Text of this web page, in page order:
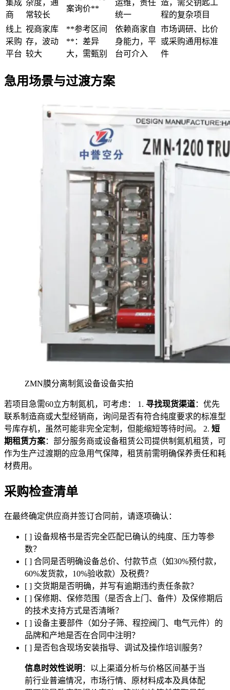
集成
商
杂度，通
常较长
案询价**
运维，责任
统一
造，需交钥匙工
程的复杂项目
线上
采购
平台
视商家库
存，波动
较大
**参考区间
**：差异
大，需甄别
依赖商家自
身能力，平
台可介入
市场调研、比价
或采购通用标准
件
急用场景与过渡方案
ZMN膜分离制氮设备设备实拍
若项目急需60立方制氮机，可考虑： 1. 寻找现货渠道：优先
联系制造商或大型经销商，询问是否有符合纯度要求的标准型
号库存机，虽然可能非完全定制，但能缩短等待时间。 2. 短
期租赁方案：部分服务商或设备租赁公司提供制氮机租赁，可
作为生产过渡期的应急用气保障，租赁前需明确保养责任和耗
材费用。
采购检查清单
在最终确定供应商并签订合同前，请逐项确认：
[ ] 设备规格书是否完全匹配已确认的纯度、压力等参
数？
[ ] 合同是否明确设备总价、付款节点（如30%预付款，
60%发货款，10%验收款）及税费？
[ ] 交货期是否明确，并写有逾期违约责任条款？
[ ] 保修期、保修范围（是否含上门、备件）及保修期后
的技术支持方式是否清晰？
[ ] 设备主要部件（如分子筛、程控阀门、电气元件）的
品牌和产地是否在合同中注明？
[ ] 是否包含现场安装指导、调试及操作培训服务？
信息时效性说明 ：以上渠道分析与价格区间基于当
前行业普遍情况，市场行情、原材料成本及具体配